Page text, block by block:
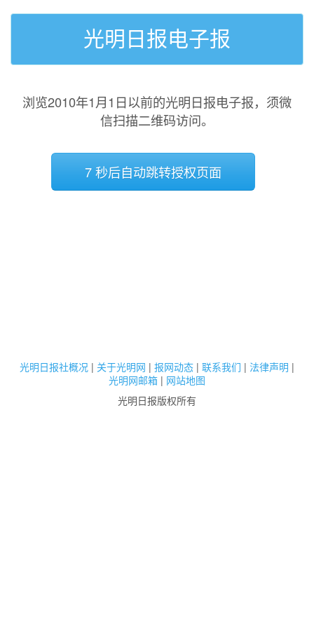
光明日报电子报
浏览2010年1月1日以前的光明日报电子报，须微
信扫描二维码访问。
7 秒后自动跳转授权页面
光明日报社概况 | 关于光明网 | 报网动态 | 联系我们 | 法律声明 |
光明网邮箱 | 网站地图
光明日报版权所有